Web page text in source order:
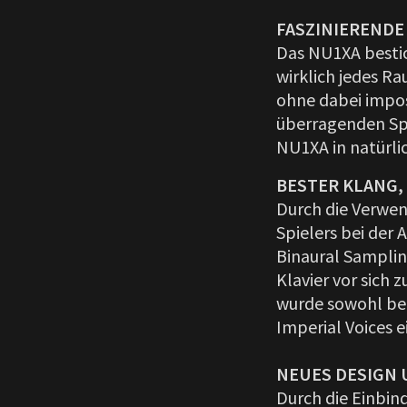
Das NU1XA
wirklich jedes
ohne dabei
überragenden
NU1XA in
BESTER
Durch die
Spielers bei der
Binaural
Klavier vor sich
wurde sowohl
Imperial Voices
NEUES DESIGN
Durch die